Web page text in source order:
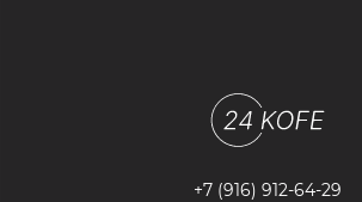
+7 (916) 912-64-29